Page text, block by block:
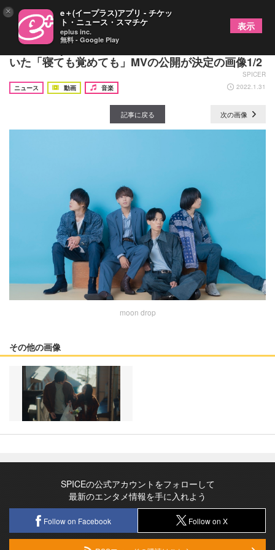
moon drop、田舎町で暮らすカップルの恋模様を描
いた「寝ても覚めても」MVの公開が決定の画像1/2
SPICER
ニュース
動画 音楽 2022.1.31
記事に戻る 次の画像
moon drop
その他の画像
SPICEの公式アカウントをフォローして
最新のエンタメ情報を手に入れよう
Follow on Facebook Follow on X
× e＋(イープラス)アプリ - チケッ
ト・ニュース・スマチケ
eplus inc.
無料 - Google Play
表示